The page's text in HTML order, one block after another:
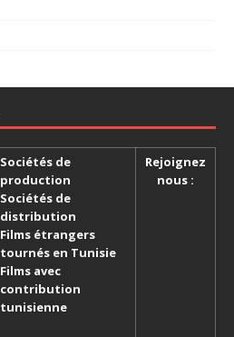
Sociétés de
production
Sociétés de
distribution
Films étrangers
tournés en Tunisie
Films avec
contribution
tunisienne
Rejoignez
nous :